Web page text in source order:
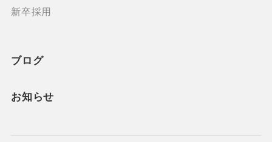
新卒採用
ブログ
お知らせ